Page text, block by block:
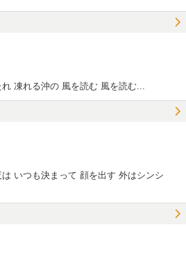
凍れる沖の 風を読む 風を読む...
いつも決まって 顔を出す 外はシンシ